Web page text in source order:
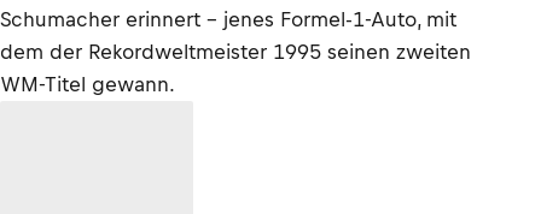
Schumacher erinnert – jenes Formel-1-Auto, mit
dem der Rekordweltmeister 1995 seinen zweiten
WM-Titel gewann.